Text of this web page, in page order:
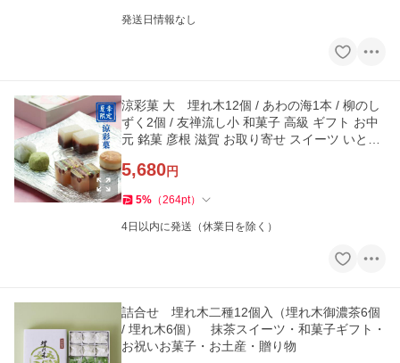
発送日情報なし
涼彩菓 大 埋れ木12個 / あわの海1本 / 柳のし
ずく2個 / 友禅流し小 和菓子 高級 ギフト お中
元 銘菓 彦根 滋賀 お取り寄せ スイーツ いと重
5,680円
5% （264pt）
4日以内に発送（休業日を除く）
詰合せ 埋れ木二種12個入（埋れ木御濃茶6個
/ 埋れ木6個） 抹茶スイーツ・和菓子ギフト・
お祝いお菓子・お土産・贈り物